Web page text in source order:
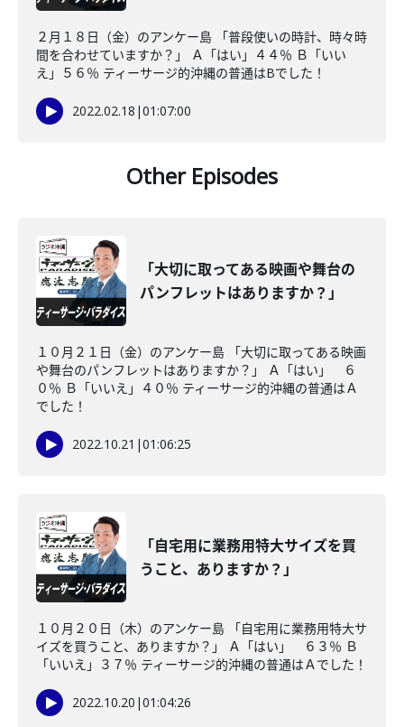
２月１８日（金）のアンケー島 「普段使いの時計、時々時
間を合わせていますか？」 Ａ「はい」４４％ Ｂ「いい
え」５６％ ティーサージ的沖縄の普通はBでした！
2022.02.18 |01:07:00
Other Episodes
「大切に取ってある映画や舞台の
パンフレットはありますか？」
１０月２１日（金）のアンケー島 「大切に取ってある映画
や舞台のパンフレットはありますか？」 Ａ「はい」 ６
０％ Ｂ「いいえ」４０％ ティーサージ的沖縄の普通はＡ
でした！
2022.10.21 |01:06:25
「自宅用に業務用特大サイズを買
うこと、ありますか？」
１０月２０日（木）のアンケー島 「自宅用に業務用特大サ
イズを買うこと、ありますか？」 Ａ「はい」 ６３％ Ｂ
「いいえ」３７％ ティーサージ的沖縄の普通はＡでした！
2022.10.20 |01:04:26